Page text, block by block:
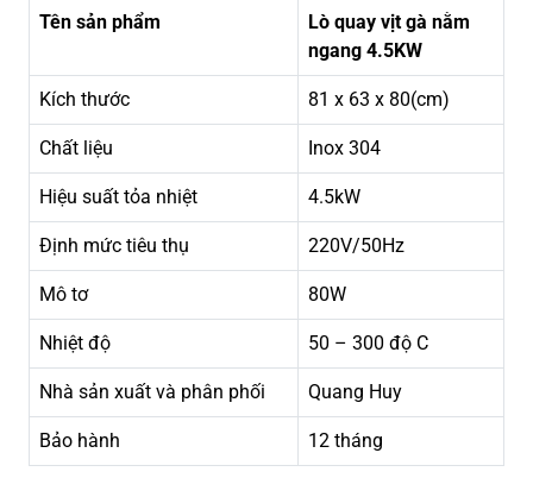
Tên sản phẩm
Lò quay vịt gà nằm
ngang 4.5KW
Kích thước 81 x 63 x 80(cm)
Chất liệu Inox 304
Hiệu suất tỏa nhiệt 4.5kW
Định mức tiêu thụ 220V/50Hz
Mô tơ 80W
Nhiệt độ 50 – 300 độ C
Nhà sản xuất và phân phối Quang Huy
Bảo hành 12 tháng